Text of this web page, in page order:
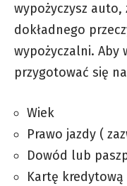
wypożyczysz
dokładnego
wypożyczalni. Aby
przygotować się
Wiek
Prawo jazdy (
Dowód lub
Kartę